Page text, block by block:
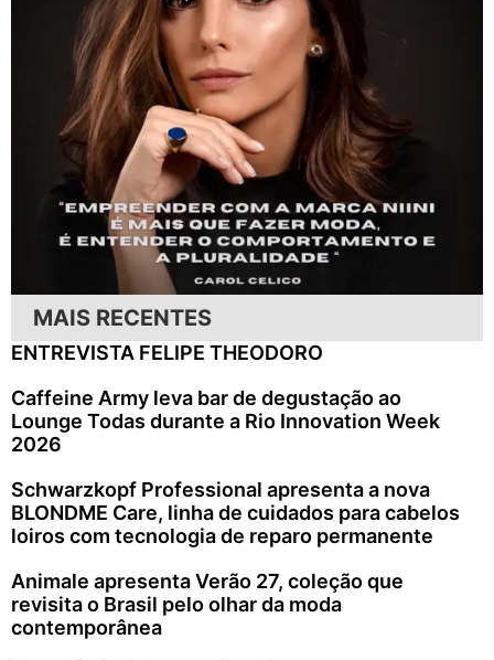
MAIS RECENTES
ENTREVISTA FELIPE THEODORO
Caffeine Army leva bar de degustação ao
Lounge Todas durante a Rio Innovation Week
2026
Schwarzkopf Professional apresenta a nova
BLONDME Care, linha de cuidados para cabelos
loiros com tecnologia de reparo permanente
Animale apresenta Verão 27, coleção que
revisita o Brasil pelo olhar da moda
contemporânea